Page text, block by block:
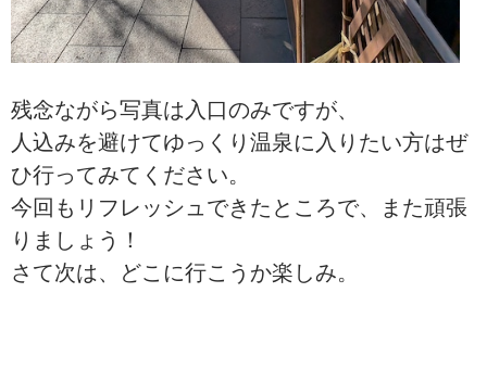
残念ながら写真は入口のみですが、
人込みを避けてゆっくり温泉に入りたい方はぜ
ひ行ってみてください。
今回もリフレッシュできたところで、また頑張
りましょう！
さて次は、どこに行こうか楽しみ。